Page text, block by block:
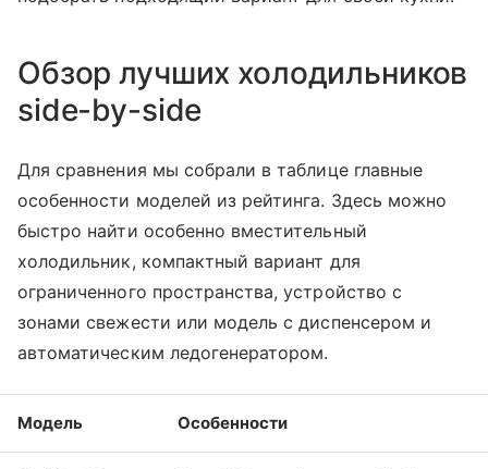
Обзор лучших холодильников
side-by-side
Для сравнения мы собрали в таблице главные
особенности моделей из рейтинга. Здесь можно
быстро найти особенно вместительный
холодильник, компактный вариант для
ограниченного пространства, устройство с
зонами свежести или модель с диспенсером и
автоматическим ледогенератором.
Модель Особенности